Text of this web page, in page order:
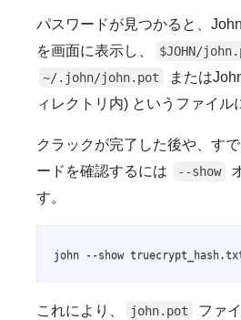
パスワードが見つかると、
を画面に表示し、
$JOHN/
~/.john/john.pot
または
ィレクトリ内) というファイル
クラックが完了した後や、す
ードを確認するには
--show
す。
john --show
これにより、 john.pot
ファ